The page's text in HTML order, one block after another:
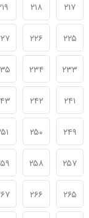
۲۱۷ ۲۱۸
۲۲۵ ۲۲۶
۲۳۳ ۲۳۴
۲۴۱ ۲۴۲
۲۴۹ ۲۵۰
۲۵۷ ۲۵۸
۲۶۵ ۲۶۶